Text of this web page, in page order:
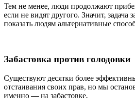
Тем не менее, люди продолжают
если не видят другого. Значит, задача
показать людям альтернативные
Забастовка против голодовки
Существуют десятки более
отстаивания своих прав, но мы
именно — на забастовке.